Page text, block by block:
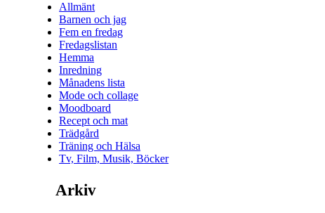
Allmänt
Barnen och jag
Fem en fredag
Fredagslistan
Hemma
Inredning
Månadens lista
Mode och collage
Moodboard
Recept och mat
Trädgård
Träning och Hälsa
Tv, Film, Musik, Böcker
Arkiv